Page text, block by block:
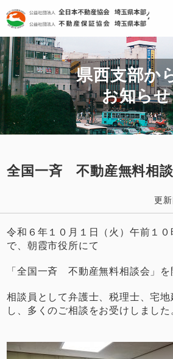
公益
県西支部か
お知らせ
全国一斉 不動産無料相
更新
令和６年１０月１日（火）午前１０
で、朝霞市役所にて
「全国一斉 不動産無料相談会」を
相談員として弁護士、税理士、宅
し、多くのご相談をお受けしました